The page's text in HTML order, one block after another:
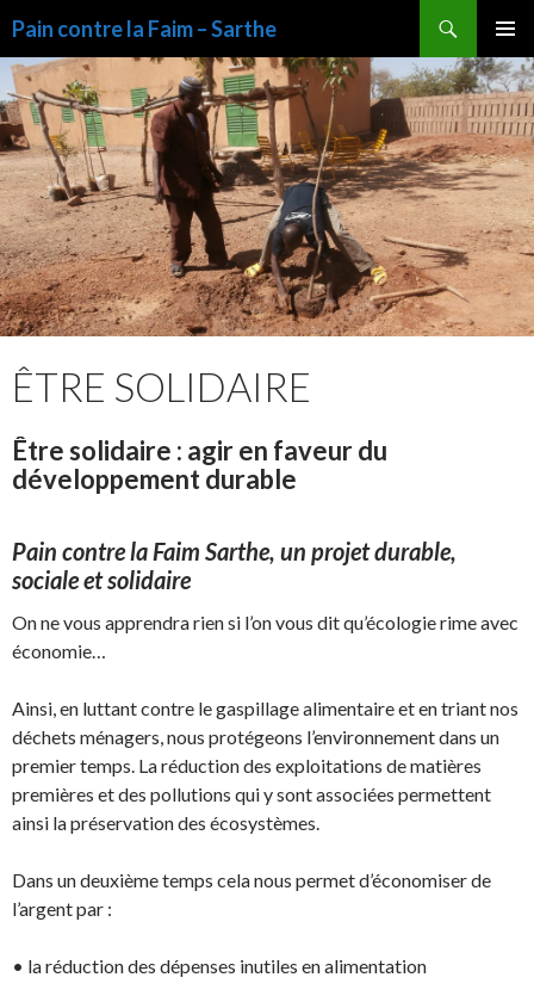
Pain contre la Faim – Sarthe
MENU
AU
CONTENU
ÊTRE SOLIDAIRE
Être solidaire : agir en faveur du
développement durable
Pain contre la Faim Sarthe, un projet durable,
sociale et solidaire
On ne vous apprendra rien si l’on vous dit qu’écologie rime avec
économie…
Ainsi, en luttant contre le gaspillage alimentaire et en triant nos
déchets ménagers, nous protégeons l’environnement dans un
premier temps. La réduction des exploitations de matières
premières et des pollutions qui y sont associées permettent
ainsi la préservation des écosystèmes.
Dans un deuxième temps cela nous permet d’économiser de
l’argent par :
• la réduction des dépenses inutiles en alimentation